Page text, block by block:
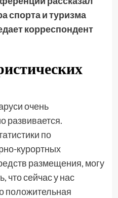
спорта и туризма
корреспондент
очень
развивается.
по
курортных
размещения, могу
что сейчас у нас
положительная